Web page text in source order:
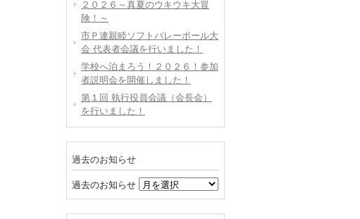
２０２６～真夏のウキウキ大冒
険！～
市Ｐ連親睦ソフトバレーボール大
会 代表者会議を行いました！
学校へ泊まろう！２０２６！参加
者説明会を開催しました！
第１回 執行役員会議（会長会）
を行いました！
過去のお知らせ
過去のお知らせ